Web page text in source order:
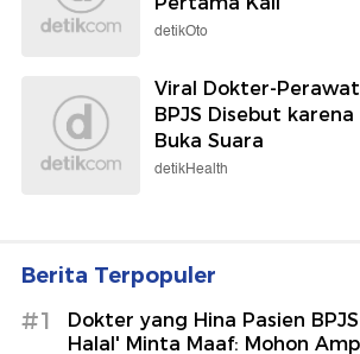
detikOto
Viral Dokter-
BPJS Disebut
Buka Suara
detikHealth
Berita Terpopuler
#1
Dokter yang Hina Pasien
Halal' Minta Maaf: Mohon